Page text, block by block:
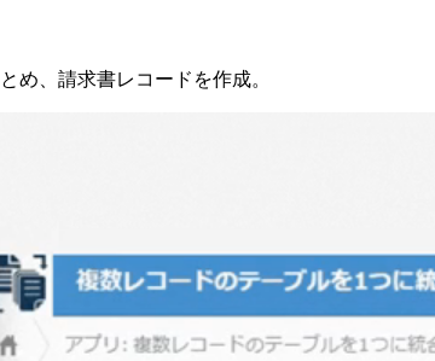
め、請求書レコードを作成。